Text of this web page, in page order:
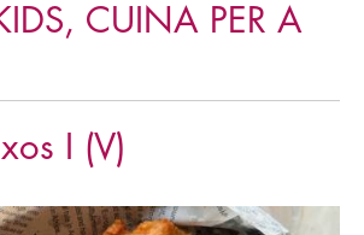
CUINA PER A
I (V)